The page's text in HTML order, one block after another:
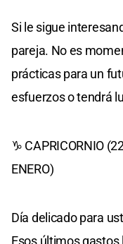
Si le sigue
pareja. No es
prácticas para un
esfuerzos o tendrá
♑ CAPRICORNIO
ENERO)
Día delicado para
Esos últimos gastos